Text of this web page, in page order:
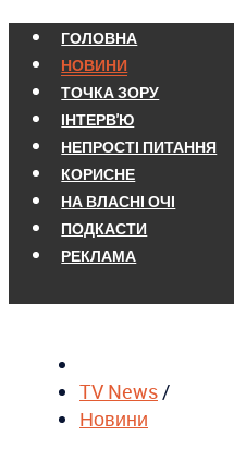
ГОЛОВНА
НОВИНИ
ТОЧКА ЗОРУ
ІНТЕРВ'Ю
НЕПРОСТІ ПИТАННЯ
КОРИСНЕ
НА ВЛАСНІ ОЧІ
ПОДКАСТИ
РЕКЛАМА
TV News/
Новини